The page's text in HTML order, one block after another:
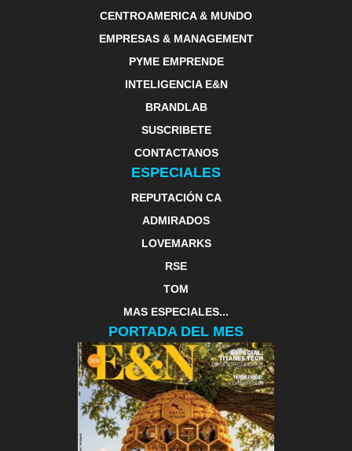
CENTROAMERICA & MUNDO
EMPRESAS & MANAGEMENT
PYME EMPRENDE
INTELIGENCIA E&N
BRANDLAB
SUSCRIBETE
CONTACTANOS
ESPECIALES
REPUTACIÓN CA
ADMIRADOS
LOVEMARKS
RSE
TOM
MAS ESPECIALES...
PORTADA DEL MES